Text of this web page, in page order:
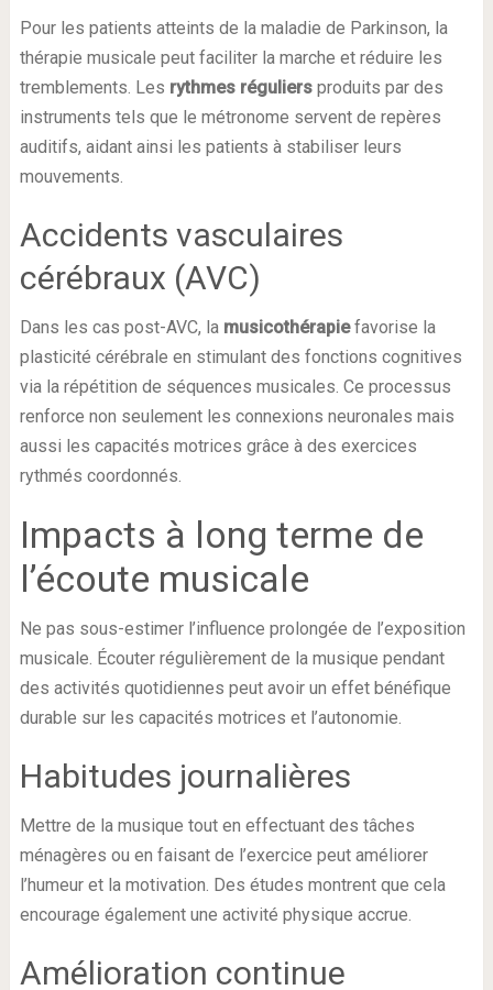
Pour les patients atteints de la maladie de Parkinson, la
thérapie musicale peut faciliter la marche et réduire les
tremblements. Les rythmes réguliersproduits par des
instruments tels que le métronome servent de repères
auditifs, aidant ainsi les patients à stabiliser leurs
mouvements.
Accidents vasculaires
cérébraux (AVC)
Dans les cas post-AVC, la musicothérapiefavorise la
plasticité cérébrale en stimulant des fonctions cognitives
via la répétition de séquences musicales. Ce processus
renforce non seulement les connexions neuronales mais
aussi les capacités motrices grâce à des exercices
rythmés coordonnés.
Impacts à long terme de
l’écoute musicale
Ne pas sous-estimer l’influence prolongée de l’exposition
musicale. Écouter régulièrement de la musique pendant
des activités quotidiennes peut avoir un effet bénéfique
durable sur les capacités motrices et l’autonomie.
Habitudes journalières
Mettre de la musique tout en effectuant des tâches
ménagères ou en faisant de l’exercice peut améliorer
l’humeur et la motivation. Des études montrent que cela
encourage également une activité physique accrue.
Amélioration continue